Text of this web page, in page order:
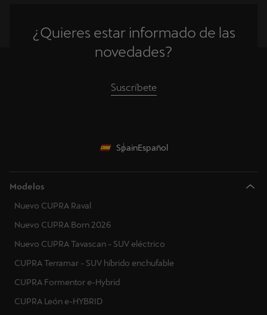
¿Quieres estar informado de las
novedades?
Suscríbete
SpainEspañol
Modelos
Nuevo CUPRA Raval
Nuevo CUPRA Born 2026
Nuevo CUPRA Tavascan - SUV eléctrico
CUPRA Terramar - SUV híbrido enchufable
CUPRA Formentor e-Hybrid
CUPRA León e-HYBRID